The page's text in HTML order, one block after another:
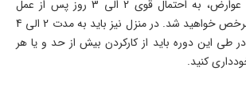
در صورت عدم وجود عوارض، به احتمال قوی 2 الی 3 روز پس از عمل
جراحی از بیمارستان مرخص خواهید شد. در منزل نیز باید به مدت 2 الی 4
طی این دوره باید از کار­کردن بیش از حد و یا هر
کنید.